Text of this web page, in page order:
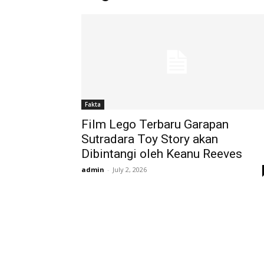
Fakta
Film Lego Terbaru Garapan
Sutradara Toy Story akan
Dibintangi oleh Keanu Reeves
admin - July 2, 2026